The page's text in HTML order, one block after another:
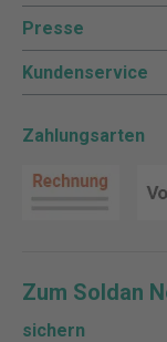
Presse
Kundenservice
Zahlungsarten
Zum Soldan
sichern